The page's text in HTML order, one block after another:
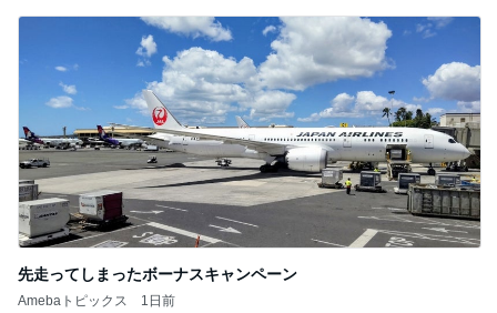
先走ってしまったボーナスキャンペーン
Amebaトピックス 1日前